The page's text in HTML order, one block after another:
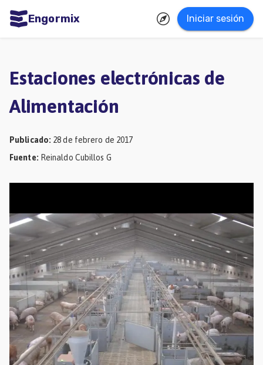
Engormix Iniciar sesión
Agricultura
Balanceados
Piensos
Lechería
Micotoxinas
Porcicultura
Mascotas
Estaciones electrónicas de
Alimentación
Publicado: 28 de febrero de 2017
Fuente: Reinaldo Cubillos G